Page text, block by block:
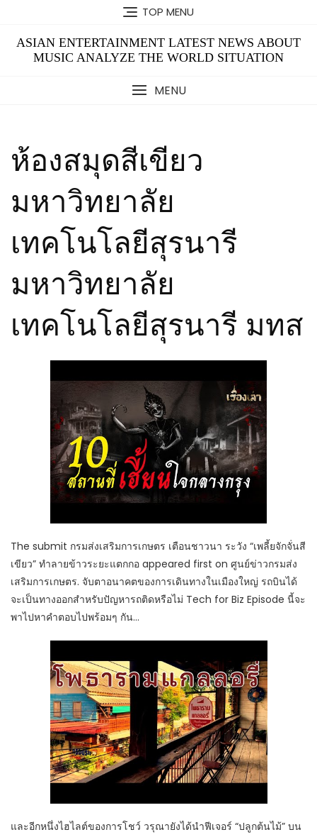
content
TOP MENU
ASIAN ENTERTAINMENT LATEST NEWS ABOUT
MUSIC ANALYZE THE WORLD SITUATION
MENU
ห้องสมุดสีเขียว
มหาวิทยาลัย
เทคโนโลยีสุรนารี
มหาวิทยาลัย
เทคโนโลยีสุรนารี มทส
The submit กรมส่งเสริมการเกษตร เตือนชาวนา ระวัง “เพลี้ยจักจั่นสี
เขียว” ทำลายข้าวระยะแตกกอ appeared first on ศูนย์ข่าวกรมส่ง
เสริมการเกษตร. จับตาอนาคตของการเดินทางในเมืองใหญ่ รถบินได้
จะเป็นทางออกสำหรับปัญหารถติดหรือไม่ Tech for Biz Episode นี้จะ
พาไปหาคำตอบไปพร้อมๆ กัน…
และอีกหนึ่งไฮไลต์ของการโชว์ วรุณายังได้นำฟีเจอร์ “ปลูกต้นไม้” บน